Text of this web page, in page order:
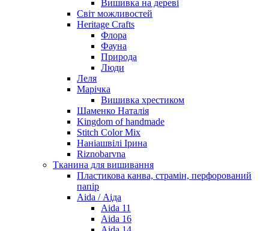
Вишивка на дереві
Світ можливостей
Heritage Crafts
Флора
Фауна
Природа
Люди
Леля
Марічка
Вишивка хрестиком
Шаменко Наталія
Kingdom of handmade
Stitch Color Mix
Наніашвілі Ірина
Riznobarvna
Тканина для вишивання
Пластикова канва, страмін, перфорований
папір
Aida / Аіда
Aida 11
Aida 16